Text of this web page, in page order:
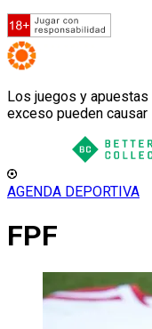
Los juegos y
exceso pueden causar
AGENDA DEPORTIVA
FPF